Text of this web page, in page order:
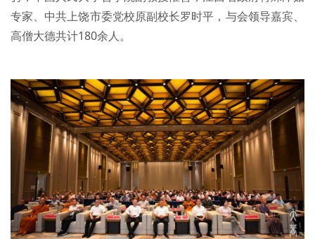
专家、中共上饶市委党校原副校长罗时平，与会领导嘉宾、
高僧大德共计180余人。